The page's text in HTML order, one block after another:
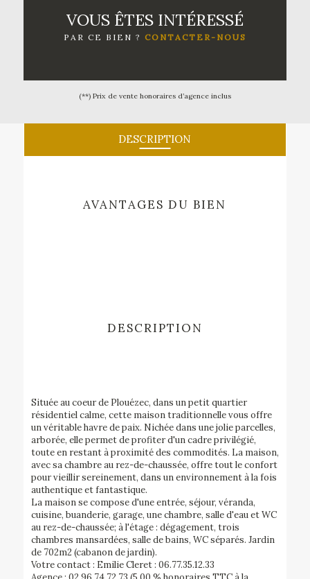
VOUS ÊTES INTÉRESSÉ
PAR CE BIEN ? CONTACTER-NOUS
(**) Prix de vente honoraires d’agence inclus
DESCRIPTION
AVANTAGES DU BIEN
DESCRIPTION
Située au coeur de Plouézec, dans un petit quartier
résidentiel calme, cette maison traditionnelle vous offre
un véritable havre de paix. Nichée dans une jolie parcelles,
arborée, elle permet de profiter d'un cadre privilégié,
toute en restant à proximité des commodités. La maison,
avec sa chambre au rez-de-chaussée, offre tout le confort
pour vieillir sereinement, dans un environnement à la fois
authentique et fantastique.
La maison se compose d'une entrée, séjour, véranda,
cuisine, buanderie, garage, une chambre, salle d'eau et WC
au rez-de-chaussée; à l'étage : dégagement, trois
chambres mansardées, salle de bains, WC séparés. Jardin
de 702m2 (cabanon de jardin).
Votre contact : Emilie Cleret : 06.77.35.12.33